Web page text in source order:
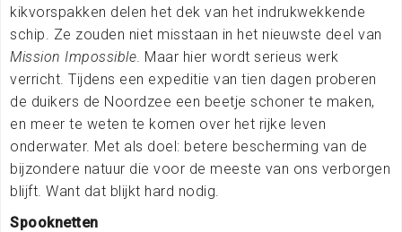
kikvorspakken delen het dek van het indrukwekkende
schip. Ze zouden niet misstaan in het nieuwste deel van
Mission Impossible . Maar hier wordt serieus werk
verricht. Tijdens een expeditie van tien dagen proberen
de duikers de Noordzee een beetje schoner te maken,
en meer te weten te komen over het rijke leven
onderwater. Met als doel: betere bescherming van de
bijzondere natuur die voor de meeste van ons verborgen
blijft. Want dat blijkt hard nodig.
Spooknetten